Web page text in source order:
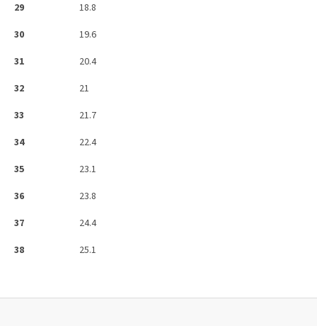
29
18.8
30
19.6
31
20.4
32
21
33
21.7
34
22.4
35
23.1
36
23.8
37
24.4
38
25.1